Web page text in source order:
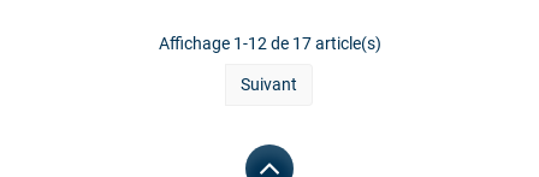
Affichage 1-12 de 17 article(s)
Suivant